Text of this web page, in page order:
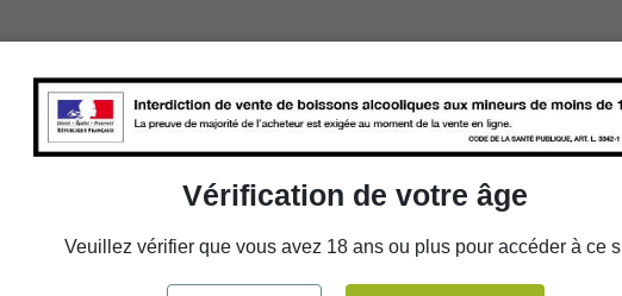
Vérification de votre âge
Veuillez vérifier que vous avez 18 ans ou plus pour accéder à ce